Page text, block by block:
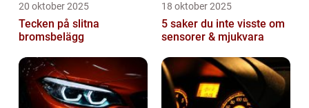
20 oktober 2025
Tecken på slitna
bromsbelägg
18 oktober 2025
5 saker du inte visste om
sensorer & mjukvara